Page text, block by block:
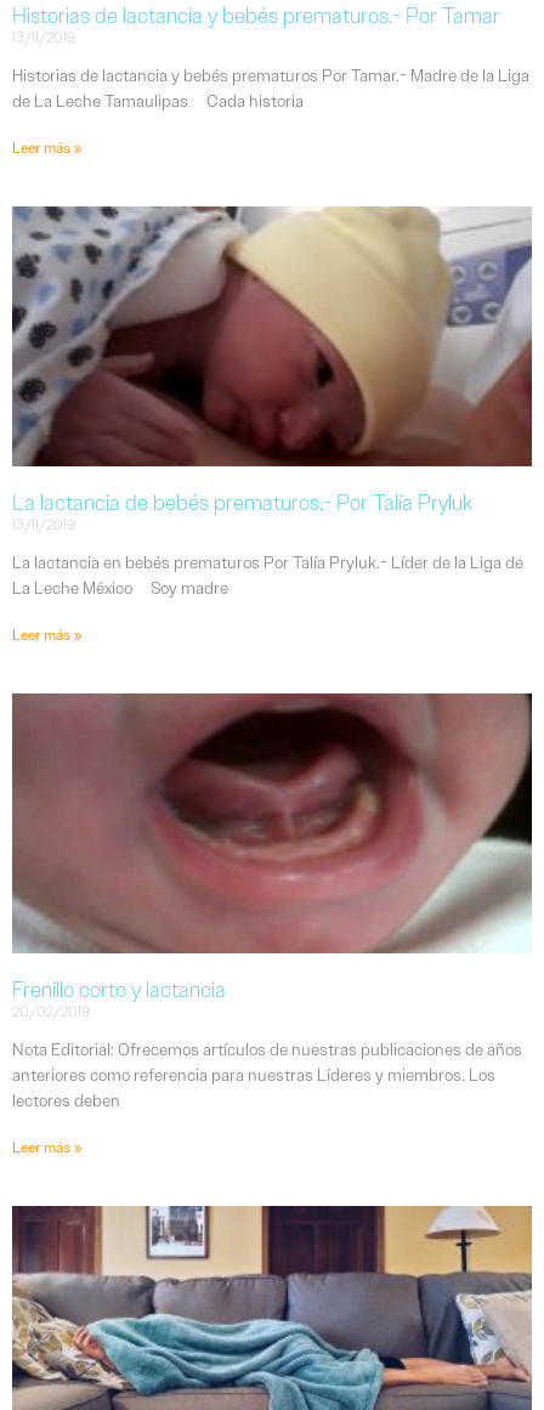
Historias de lactancia y bebés prematuros.- Por Tamar
13/11/2019
Historias de lactancia y bebés prematuros Por Tamar.- Madre de la Liga
de La Leche Tamaulipas Cada historia
Leer más »
La lactancia de bebés prematuros.- Por Talía Pryluk
13/11/2019
La lactancia en bebés prematuros Por Talía Pryluk.- Líder de la Liga de
La Leche México Soy madre
Leer más »
Frenillo corto y lactancia
20/02/2019
Nota Editorial: Ofrecemos artículos de nuestras publicaciones de años
anteriores como referencia para nuestras Líderes y miembros. Los
lectores deben
Leer más »